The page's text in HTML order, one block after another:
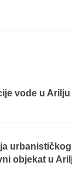
vode u
objekat u